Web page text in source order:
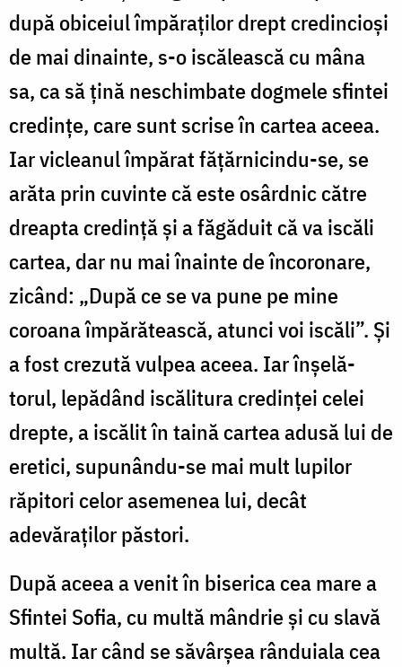
după obiceiul împăraților drept credincioși
de mai dinainte, s-o iscălească cu mâna
sa, ca să țină neschimbate dogmele sfintei
credințe, care sunt scrise în cartea aceea.
Iar vicleanul împărat fățărnicindu-se, se
arăta prin cuvinte că este osârdnic către
dreapta credință și a făgăduit că va iscăli
cartea, dar nu mai înainte de încoronare,
zicând: „După ce se va pune pe mine
coroana împără­tească, atunci voi iscăli”. Și
a fost crezută vulpea aceea. Iar înșelă­
torul, lepădând iscălitura credinței celei
drepte, a iscălit în taină cartea adusă lui de
eretici, supunându-se mai mult lupilor
răpitori celor asemenea lui, decât
adevăraților păstori.
După aceea a venit în biserica cea mare a
Sfintei Sofia, cu multă mândrie și cu slavă
multă. Iar când se săvârșea rânduiala cea